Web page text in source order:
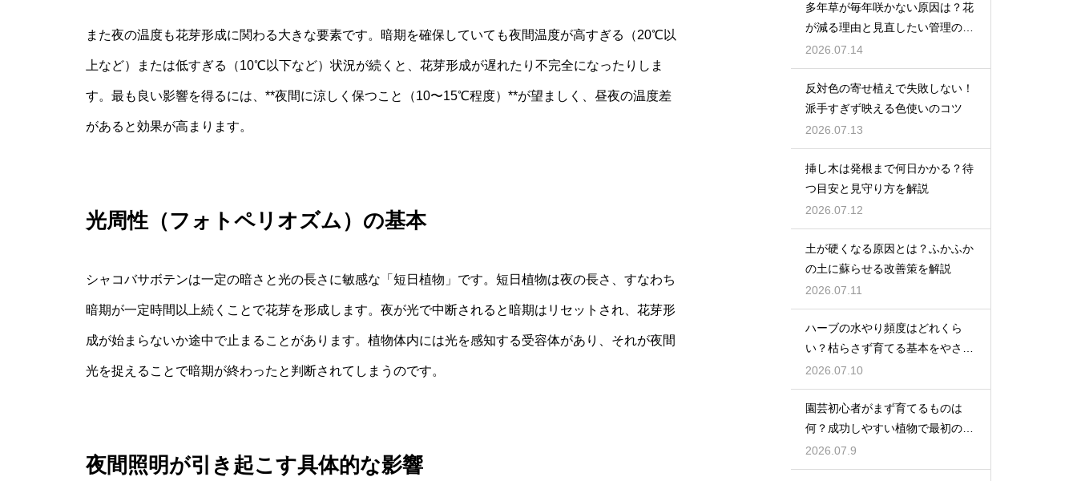
また夜の温度も花芽形成に関わる大きな要素です。暗期を確保していても夜間温度が高すぎる（20℃以
上など）または低すぎる（10℃以下など）状況が続くと、花芽形成が遅れたり不完全になったりしま
す。最も良い影響を得るには、**夜間に涼しく保つこと（10〜15℃程度）**が望ましく、昼夜の温度差
があると効果が高まります。
光周性（フォトペリオズム）の基本
シャコバサボテンは一定の暗さと光の長さに敏感な「短日植物」です。短日植物は夜の長さ、すなわち
暗期が一定時間以上続くことで花芽を形成します。夜が光で中断されると暗期はリセットされ、花芽形
成が始まらないか途中で止まることがあります。植物体内には光を感知する受容体があり、それが夜間
光を捉えることで暗期が終わったと判断されてしまうのです。
夜間照明が引き起こす具体的な影響
多年草が毎年咲かない原因は？花
が減る理由と見直したい管理のコ
ツ
2026.07.14
反対色の寄せ植えで失敗しない！
派手すぎず映える色使いのコツ
2026.07.13
挿し木は発根まで何日かかる？待
つ目安と見守り方を解説
2026.07.12
土が硬くなる原因とは？ふかふか
の土に蘇らせる改善策を解説
2026.07.11
ハーブの水やり頻度はどれくら
い？枯らさず育てる基本をやさし
く紹介
2026.07.10
園芸初心者がまず育てるものは
何？成功しやすい植物で最初の一
歩を踏み出そう
2026.07.9